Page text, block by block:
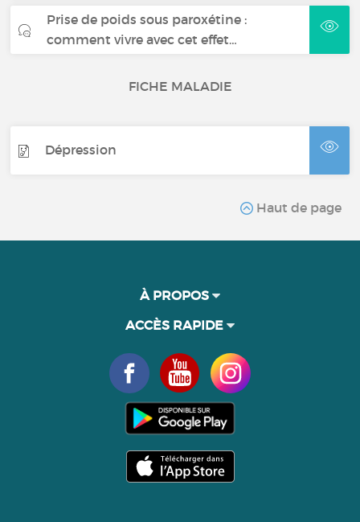
Prise de poids sous paroxétine :
comment vivre avec cet effet…
FICHE MALADIE
Dépression
Haut de page
À PROPOS
ACCÈS RAPIDE